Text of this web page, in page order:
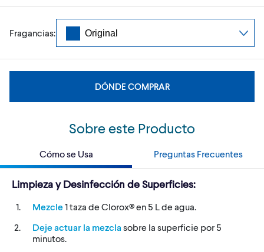
Fragancias:
DÓNDE COMPRAR
Sobre este Producto
Cómo se Usa Preguntas Frecuentes
Limpieza y Desinfección de Superficies:
Mezcle1 taza de Clorox® en 5 L de agua.
Deje actuar la mezcla sobre la superficie por 5
minutos.